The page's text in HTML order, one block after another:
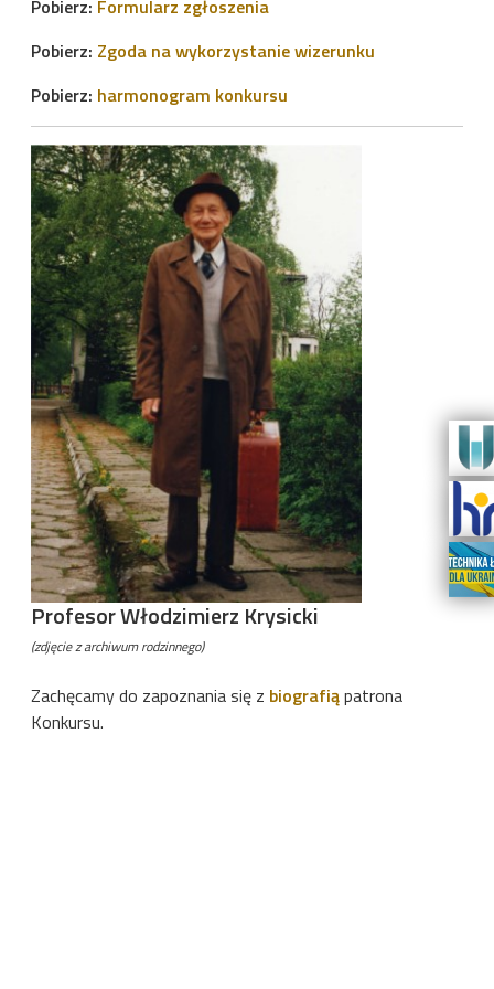
Pobierz: Formularz zgłoszenia
Pobierz: Zgoda na wykorzystanie wizerunku
Pobierz: harmonogram konkursu
Profesor Włodzimierz Krysicki
(zdjęcie z archiwum rodzinnego)
Zachęcamy do zapoznania się z biografiąpatrona
Konkursu.